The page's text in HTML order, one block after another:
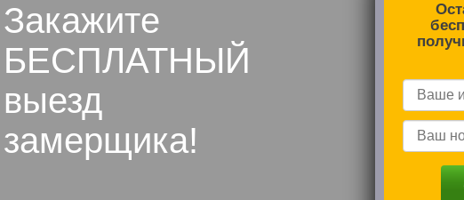
Закажите
БЕСПЛАТНЫЙ
выезд
замерщика!